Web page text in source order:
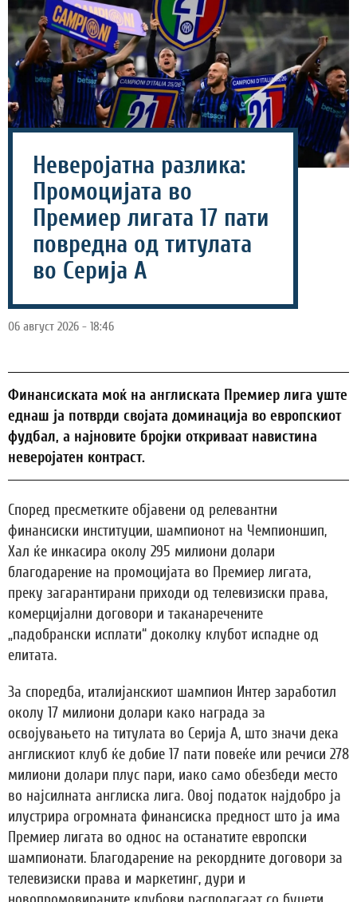
Неверојатна разлика:
Промоцијата во
Премиер лигата 17 пати
повредна од титулата
во Серија А
06 август 2026 - 18:46
Финансиската моќ на англиската Премиер лига уште
еднаш ја потврди својата доминација во европскиот
фудбал, а најновите бројки откриваат навистина
неверојатен контраст.
Според пресметките објавени од релевантни
финансиски институции, шампионот на Чемпионшип,
Хал ќе инкасира околу 295 милиони долари
благодарение на промоцијата во Премиер лигата,
преку загарантирани приходи од телевизиски права,
комерцијални договори и таканаречените
„падобрански исплати“ доколку клубот испадне од
елитата.
За споредба, италијанскиот шампион Интер заработил
околу 17 милиони долари како награда за
освојувањето на титулата во Серија А, што значи дека
англискиот клуб ќе добие 17 пати повеќе или речиси 278
милиони долари плус пари, иако само обезбеди место
во најсилната англиска лига. Овој податок најдобро ја
илустрира огромната финансиска предност што ја има
Премиер лигата во однос на останатите европски
шампионати. Благодарение на рекордните договори за
телевизиски права и маркетинг, дури и